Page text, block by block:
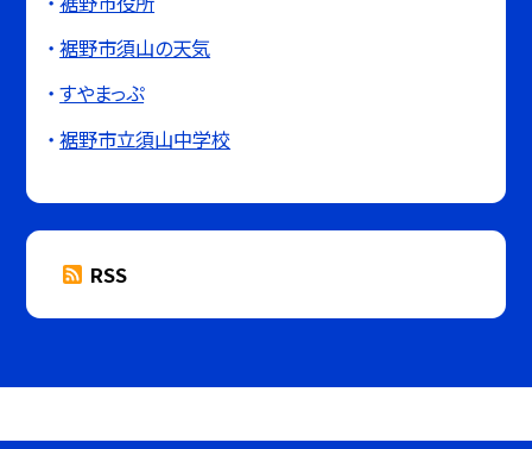
裾野市須山の天気
すやまっぷ
裾野市立須山中学校
RSS